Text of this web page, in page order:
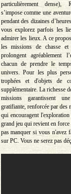
particulièrement dense),
s’impose comme une
pendant des dizaines
vous explorez parfois les
admirer les lieux. A ce
les missions de chasse et
prolongent agréablement
chacun de prendre le
univers. Pour les plus
trophées et d'objets de
supplémentaire. La richesse
missions garantissent
gratifiante, renforcée par des
qui encouragent
grand jeu qui revient en
pas manquer si vous n'avez
sur PC. Vous ne serez pas